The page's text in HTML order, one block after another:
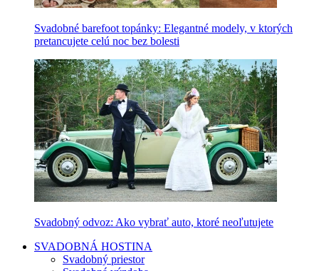
Svadobné barefoot topánky: Elegantné modely, v ktorých
pretancujete celú noc bez bolesti
Svadobný odvoz: Ako vybrať auto, ktoré neoľutujete
SVADOBNÁ HOSTINA
Svadobný priestor